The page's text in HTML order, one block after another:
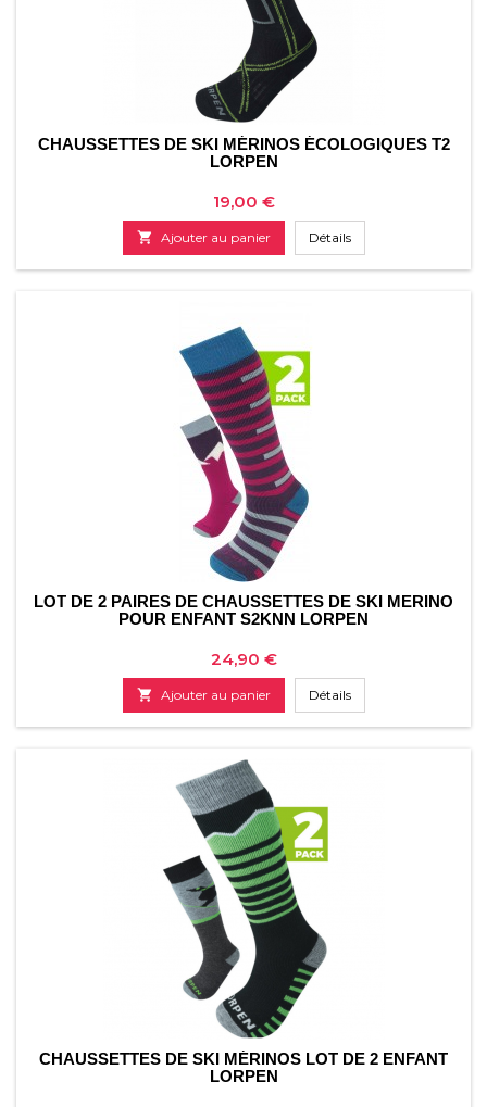
CHAUSSETTES DE SKI MÉRINOS ÉCOLOGIQUES T2
LORPEN
Prix
19,00 €
 Ajouter au panier Détails
LOT DE 2 PAIRES DE CHAUSSETTES DE SKI MERINO
POUR ENFANT S2KNN LORPEN
Prix
24,90 €
 Ajouter au panier Détails
CHAUSSETTES DE SKI MÉRINOS LOT DE 2 ENFANT
LORPEN